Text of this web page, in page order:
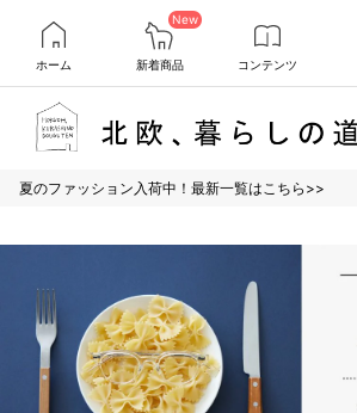
ホーム
New
新着商品 コンテンツ
夏のファッション入荷中！最新一覧はこちら>>